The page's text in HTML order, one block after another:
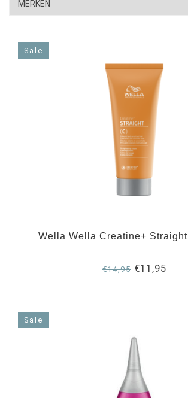
Sale
Wella Wella Creatine+ Straight
€14,95€11,95
Sale